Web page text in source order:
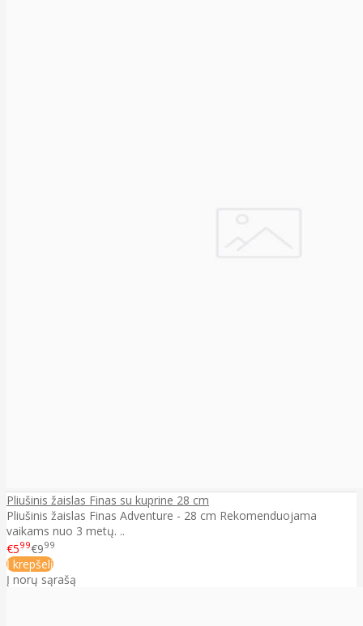
Pliušinis žaislas Finas su kuprine 28 cm
Pliušinis žaislas Finas Adventure - 28 cm Rekomenduojama
vaikams nuo 3 metų. ..
€599€999
Į krepšelį
Į norų sąrašą